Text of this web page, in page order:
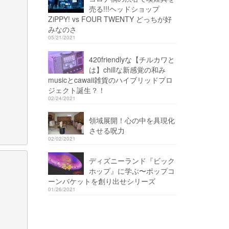
売る!!!ヘッドショップ
ZiPPY! vs FOUR TWENTY どっちが好
みなのさ
05/21/2021
420friendlyな【チルカワと
は】chillな新感覚の和み
musicとcawaii雑貨のハイブリッドプロ
ジェクト誕生？！
02/24/2021
領域展開！心の中を具現化
させる呪力
02/02/2021
ディズニーランド『ビック
ホップ』に学ぶ〜ポップコ
ーンバケットを創り出せシリーズ
01/26/2021